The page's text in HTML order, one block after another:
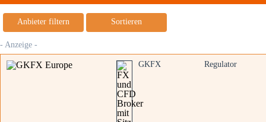
Anbieter filtern Sortieren
- Anzeige -
GKFX Regulator